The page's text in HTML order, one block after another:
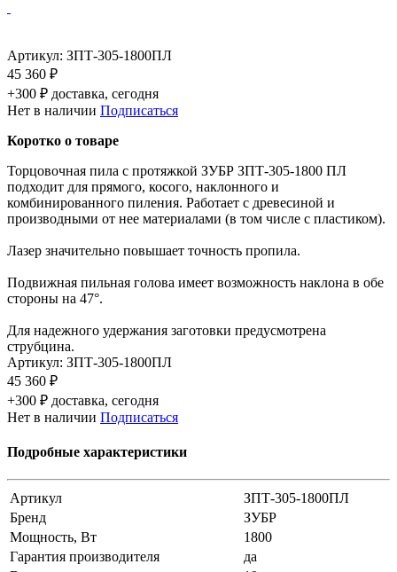
Артикул: ЗПТ-305-1800ПЛ
45 360 ₽
+300 ₽ доставка, сегодня
Нет в наличии Подписаться
Коротко о товаре
Торцовочная пила с протяжкой ЗУБР ЗПТ-305-1800 ПЛ
подходит для прямого, косого, наклонного и
комбинированного пиления. Работает с древесиной и
производными от нее материалами (в том числе с пластиком).
Лазер значительно повышает точность пропила.
Подвижная пильная голова имеет возможность наклона в обе
стороны на 47°.
Для надежного удержания заготовки предусмотрена
струбцина.
Артикул: ЗПТ-305-1800ПЛ
45 360 ₽
+300 ₽ доставка, сегодня
Нет в наличии Подписаться
Подробные характеристики
Артикул
ЗПТ-305-1800ПЛ
Бренд
ЗУБР
Мощность, Вт
1800
Гарантия производителя
да